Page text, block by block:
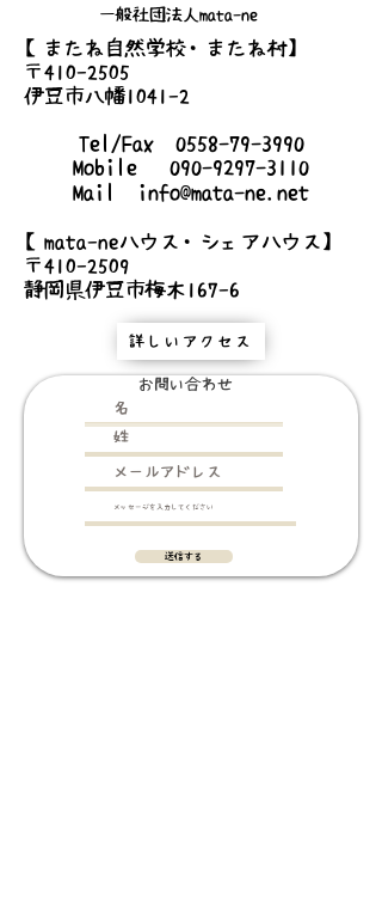
一般社団法人mata-ne
【またね自然学校・またね村】
〒410-2505
伊豆市八幡1041-2
Tel/Fax0558-79-3990
Mobile 090-9297-3110
Mail
info@mata-ne.net
【mata-neハウス・シェアハウス】
〒410-2509
静岡県伊豆市梅木167-6
詳しいアクセス
お問い合わせ
送信する